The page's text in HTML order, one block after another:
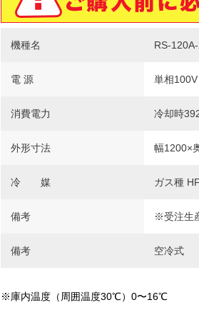
機種名 RS-
電 源 単相
消費電力 冷却時
外形寸法 幅1200×
冷 媒 ガス種
備考 ※受注生
備考 空冷式
※庫内温度（周囲温度30℃）0〜16℃